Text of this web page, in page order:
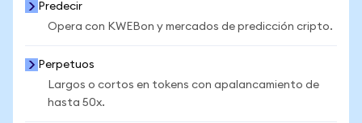
Predecir
Opera con KWEBon y mercados de predicción cripto.
Perpetuos
Largos o cortos en tokens con apalancamiento de
hasta 50x.